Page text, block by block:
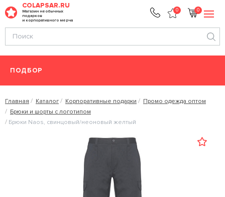
COLAPSAR.RU
Магазин необычных
подарков
и корпоративного мерча
0 0
ПОДБОР
Главная Каталог Корпоративные подарки
Промо одежда оптом
Брюки и шорты с логотипом
Брюки Naos, свинцовый/неоновый желтый